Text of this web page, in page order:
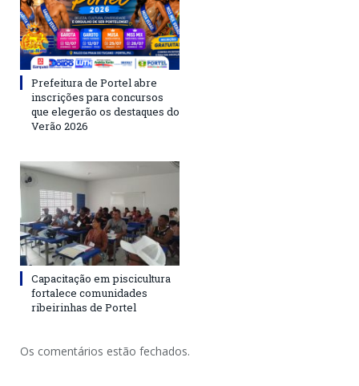
Prefeitura de Portel abre
inscrições para concursos
que elegerão os destaques do
Verão 2026
Capacitação em piscicultura
fortalece comunidades
ribeirinhas de Portel
Os comentários estão fechados.